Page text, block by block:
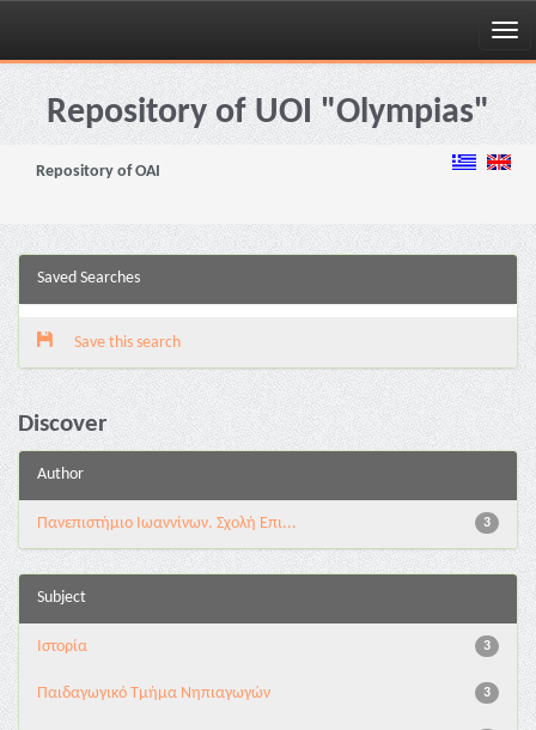
Skip
navigationRepository of UOI "Olympias"
Repository of OAI
Saved Searches
Save this search
Discover
Author
3
Πανεπιστήμιο Ιωαννίνων. Σχολή Επι...
Subject
3
Ιστορία
3
Παιδαγωγικό Τμήμα Νηπιαγωγών